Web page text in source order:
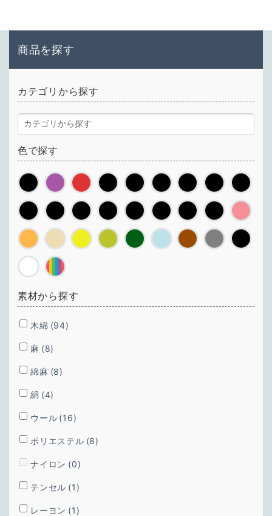
商品を探す
カテゴリから探す
色で探す
素材から探す
木綿 (94)
麻 (8)
綿麻 (8)
絹 (4)
ウール (16)
ポリエステル (8)
ナイロン (0)
テンセル (1)
レーヨン (1)